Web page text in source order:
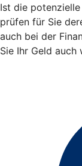
Ist die
prüfen für Sie
auch bei der
Sie Ihr Geld